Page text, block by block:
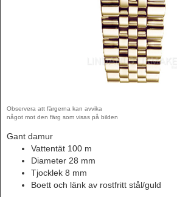
Observera att färgerna kan avvika
något mot den färg som visas på bilden
Gant damur
Vattentät 100 m
Diameter 28 mm
Tjocklek 8 mm
Boett och länk av rostfritt stål/guld